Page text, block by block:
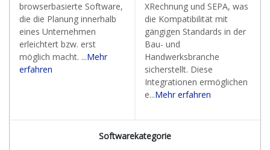
browserbasierte Software,
die die Planung innerhalb
eines Unternehmen
erleichtert bzw. erst
möglich macht. ...Mehr
erfahren
XRechnung und SEPA, was
die Kompatibilität mit
gängigen Standards in der
Bau- und
Handwerksbranche
sicherstellt. Diese
Integrationen ermöglichen
e...Mehr erfahren
Softwarekategorie